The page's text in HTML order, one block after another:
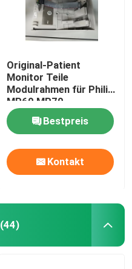
Original-Patient
Monitor Teile
Modulrahmen für Philip
MP60 MP70
Bestpreis
Kontakt
(44)